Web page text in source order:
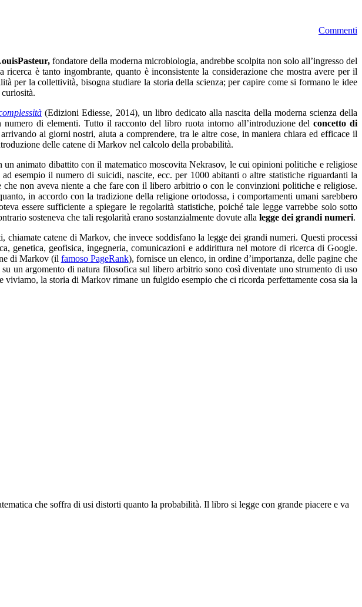
Commenti
Pasteur, fondatore della moderna microbiologia, andrebbe scolpita non solo all’ingresso del
è tanto ingombrante, quanto è inconsistente la considerazione che mostra avere per il
per la collettività, bisogna studiare la storia della scienza; per capire come si formano le idee
(Edizioni Ediesse, 2014), un libro dedicato alla nascita della moderna scienza della
numero di elementi. Tutto il racconto del libro ruota intorno all’introduzione delconcetto di
ai giorni nostri, aiuta a comprendere, tra le altre cose, in maniera chiara ed efficace il
delle catene di Markov nel calcolo della probabilità.
animato dibattito con il matematico moscovita Nekrasov, le cui opinioni politiche e religiose
esempio il numero di suicidi, nascite, ecc. per 1000 abitanti o altre statistiche riguardanti la
che non aveva niente a che fare con il libero arbitrio o con le convinzioni politiche e religiose.
in accordo con la tradizione della religione ortodossa, i comportamenti umani sarebbero
essere sufficiente a spiegare le regolarità statistiche, poiché tale legge varrebbe solo sotto
sosteneva che tali regolarità erano sostanzialmente dovute alla legge dei grandi numeri.
catene di Markov, che invece soddisfano la legge dei grandi numeri. Questi processi
genetica, geofisica, ingegneria, comunicazioni e addirittura nel motore di ricerca di Google.
di Markov (il famoso PageRank), fornisce un elenco, in ordine d’importanza, delle pagine che
su un argomento di natura filosofica sul libero arbitrio sono così diventate uno strumento di uso
la storia di Markov rimane un fulgido esempio che ci ricorda perfettamente cosa sia la
che soffra di usi distorti quanto la probabilità. Il libro si legge con grande piacere e va